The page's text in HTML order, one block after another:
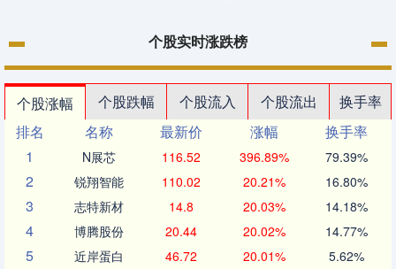
个股实时涨跌榜
个股涨幅 个股跌幅 个股流入 个股流出
换手率
排名
名称 最新价 涨幅
换手率
1
N展芯 116.52 396.89% 79.39%
2 锐翔智能 110.02 20.21% 16.80%
3 志特新材 14.8 20.03% 14.18%
4 博腾股份 20.44 20.02% 14.77%
5 近岸蛋白 46.72 20.01% 5.62%